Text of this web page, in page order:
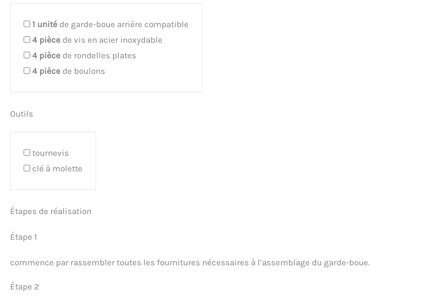
1 unité de garde-boue arrière compatible
4 pièce de vis en acier inoxydable
4 pièce de rondelles plates
4 pièce de boulons
Outils
tournevis
clé à molette
Étapes de réalisation
Étape 1
commence par rassembler toutes les fournitures nécessaires à l’assemblage du garde-boue.
Étape 2